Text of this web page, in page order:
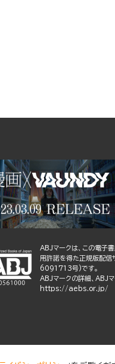
ABJマークは、この電子
用許諾を得た正規版配
6091713号)です。
ABJマークの詳細、ABJ
https://aebs.or.jp/